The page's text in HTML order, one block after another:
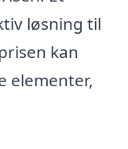
løsning til
kan
elementer,